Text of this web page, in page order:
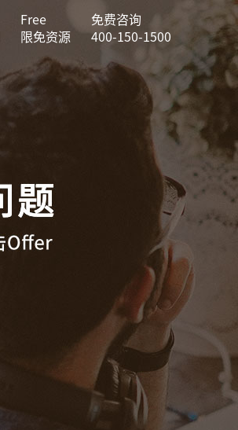
Free
限免资源
免费咨询
400-150-1500